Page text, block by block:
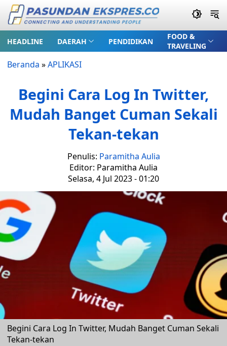
HEADLINE DAERAH PENDIDIKAN
FOOD &
TRAVELING
Beranda »APLIKASI
Begini Cara Log In Twitter,
Mudah Banget Cuman Sekali
Tekan-tekan
Penulis: Paramitha Aulia
Editor: Paramitha Aulia
Selasa, 4 Jul 2023 - 01:20
Begini Cara Log In Twitter, Mudah Banget Cuman Sekali
Tekan-tekan